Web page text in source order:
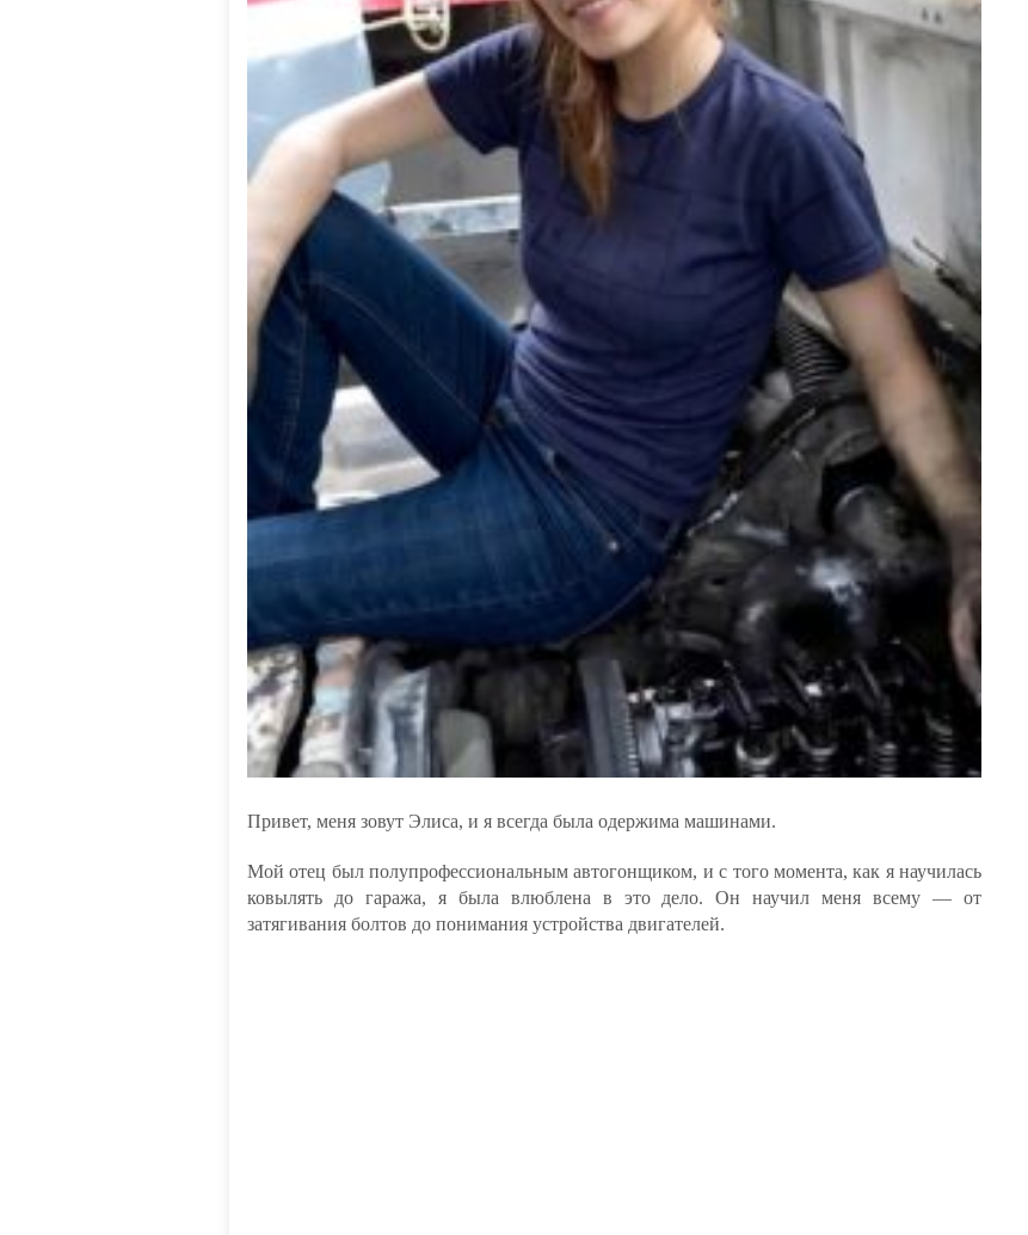
Привет, меня зовут Элиса, и я всегда была одержима машинами.
Мой отец был полупрофессиональным автогонщиком, и с того момента, как я научилась
ковылять до гаража, я была влюблена в это дело. Он научил меня всему — от
затягивания болтов до понимания устройства двигателей.